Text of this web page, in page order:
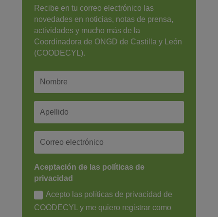
Recibe en tu correo electrónico las
novedades en noticias, notas de prensa,
actividades y mucho más de la
Coordinadora de ONGD de Castilla y León
(COODECYL).
Aceptación de las políticas de
privacidad
Acepto las políticas de privacidad de
COODECYL y me quiero registrar como